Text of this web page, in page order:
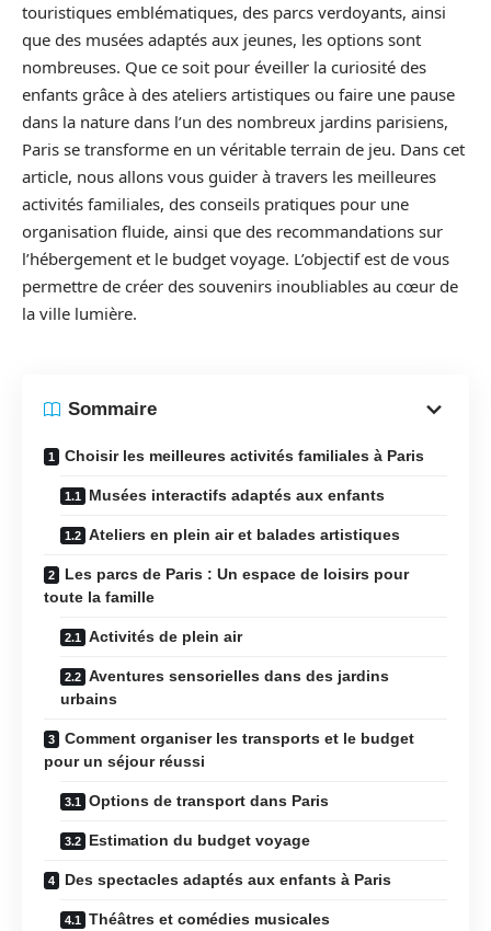
touristiques emblématiques, des parcs verdoyants, ainsi
que des musées adaptés aux jeunes, les options sont
nombreuses. Que ce soit pour éveiller la curiosité des
enfants grâce à des ateliers artistiques ou faire une pause
dans la nature dans l’un des nombreux jardins parisiens,
Paris se transforme en un véritable terrain de jeu. Dans cet
article, nous allons vous guider à travers les meilleures
activités familiales, des conseils pratiques pour une
organisation fluide, ainsi que des recommandations sur
l’hébergement et le budget voyage. L’objectif est de vous
permettre de créer des souvenirs inoubliables au cœur de
la ville lumière.
Sommaire
Choisir les meilleures activités familiales à Paris
Musées interactifs adaptés aux enfants
Ateliers en plein air et balades artistiques
Les parcs de Paris : Un espace de loisirs pour
toute la famille
Activités de plein air
Aventures sensorielles dans des jardins
urbains
Comment organiser les transports et le budget
pour un séjour réussi
Options de transport dans Paris
Estimation du budget voyage
Des spectacles adaptés aux enfants à Paris
Théâtres et comédies musicales